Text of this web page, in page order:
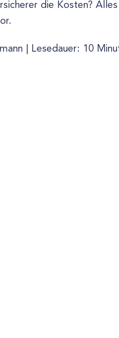
die Kosten?
| Lesedauer: 10